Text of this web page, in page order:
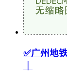
✅广州地